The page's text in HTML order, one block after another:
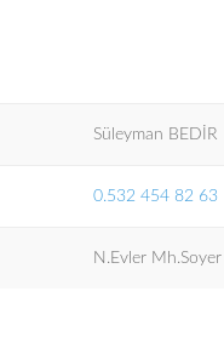
Süleyman BEDİR
0.532 454 82 63
N.Evler